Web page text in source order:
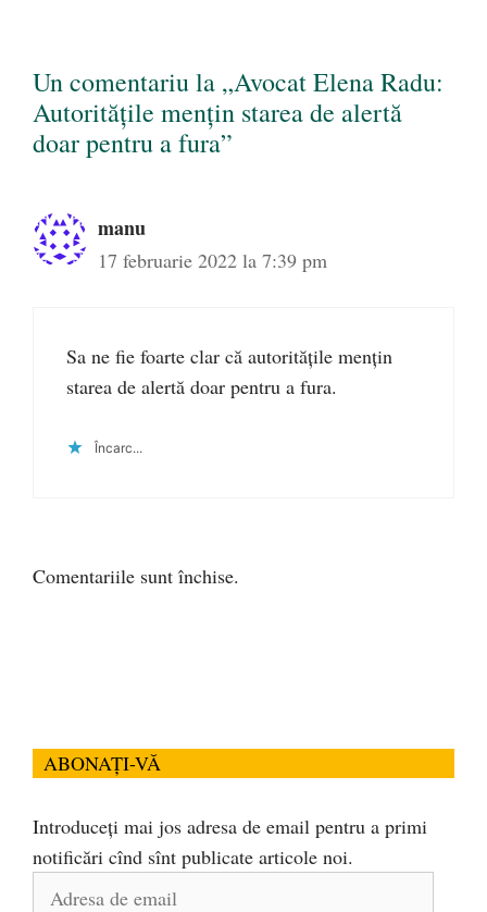
Un comentariu la „Avocat Elena Radu:
Autoritățile mențin starea de alertă
doar pentru a fura”
manu
17 februarie 2022 la 7:39 pm
Sa ne fie foarte clar că autoritățile mențin
starea de alertă doar pentru a fura.
Încarc...
Comentariile sunt închise.
ABONAȚI-VĂ
Introduceți mai jos adresa de email pentru a primi
notificări cînd sînt publicate articole noi.